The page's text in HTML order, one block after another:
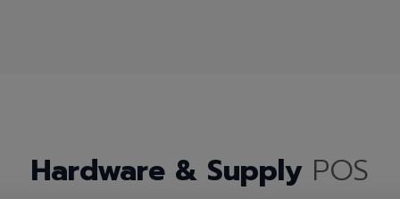
Hardware & Supply POS